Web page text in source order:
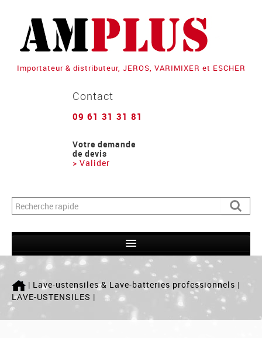
Importateur & distributeur, JEROS, VARIMIXER et ESCHER
Contact
09 61 31 31 81
Votre demande
de devis
> Valider
Formulaire de recherche
ACCUEIL
LAVERIE
| Lave-ustensiles & Lave-batteries professionnels |
LAVE-USTENSILES |